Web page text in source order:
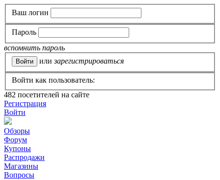
Ваш логин
Пароль
вспомнить пароль
или зарегистрироваться
Войти как пользователь:
482 посетителей на сайте
Регистрация
Войти
Обзоры
Форум
Купоны
Распродажи
Магазины
Вопросы